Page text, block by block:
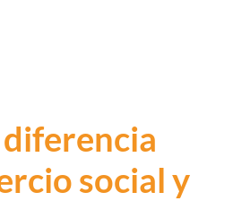
diferencia
social y